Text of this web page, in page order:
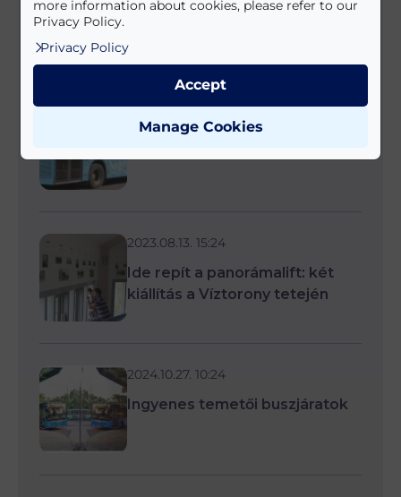
Áramszünet
2023.12.08. 16:40
Hétfőn buszossztrájk!
2023.08.13. 15:24
Ide repít a panorámalift: két
kiállítás a Víztorony tetején
2024.10.27. 10:24
Ingyenes temetői buszjáratok
more information about cookies, please refer to our
Privacy Policy.
Privacy Policy
Manage Cookies
Accept